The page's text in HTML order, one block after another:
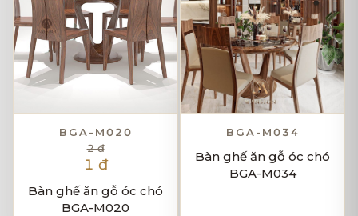
BGA-M020
2 đ
1 đ
Bàn ghế ăn gỗ óc chó
BGA-M020
BGA-M034
Bàn ghế ăn gỗ óc chó
BGA-M034